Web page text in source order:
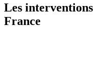
Les
France